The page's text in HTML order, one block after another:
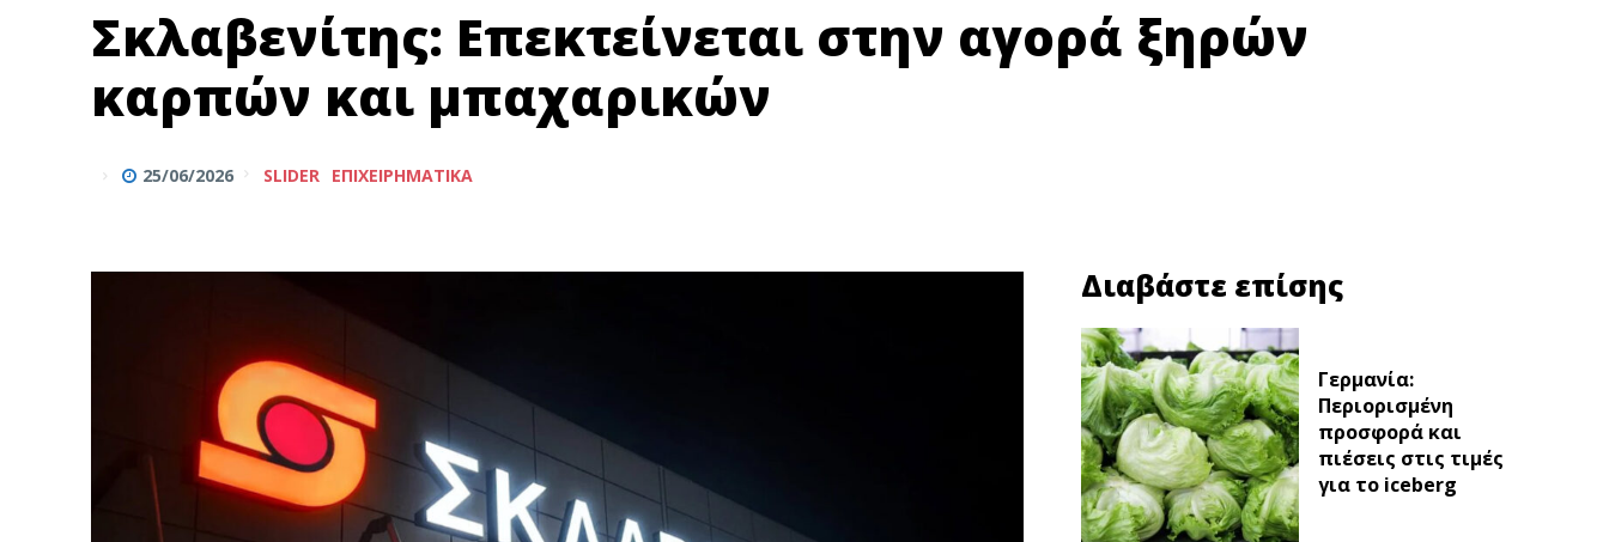
Σκλαβενίτης: Επεκτείνεται στην αγορά ξηρών
καρπών και μπαχαρικών
25/06/2026 SLIDER ΕΠΙΧΕΙΡΗΜΑΤΙΚΆ
Διαβάστε επίσης
Γερμανία:
Περιορισμένη
προσφορά και
πιέσεις στις τιμές
για το iceberg